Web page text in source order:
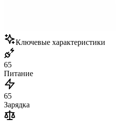
Ключевые характеристики
65
Питание
65
Зарядка